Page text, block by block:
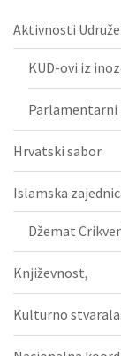
Aktivnosti
KUD-ovi iz
Parlamentarni
Hrvatski sabor
Islamska
Džemat
Književnost,
Kulturno